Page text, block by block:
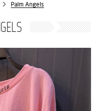
Palm Angels